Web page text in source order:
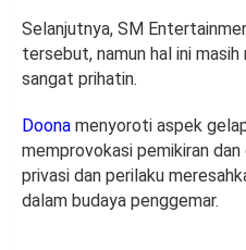
Selanjutnya, SM
tersebut, namun hal ini
sangat prihatin.
Doona menyoroti aspek
memprovokasi pemikiran
privasi dan perilaku
dalam budaya penggemar.